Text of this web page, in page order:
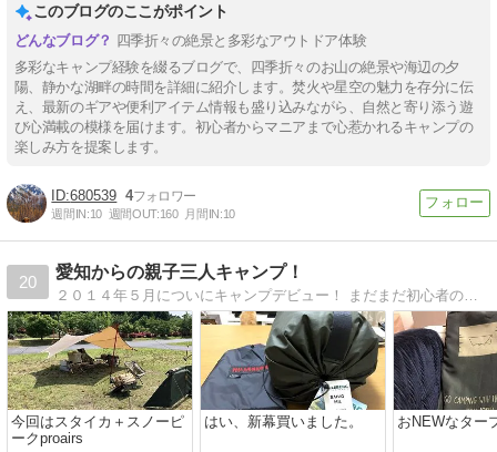
このブログのここがポイント
四季折々の絶景と多彩なアウトドア体験
多彩なキャンプ経験を綴るブログで、四季折々のお山の絶景や海辺の夕
陽、静かな湖畔の時間を詳細に紹介します。焚火や星空の魅力を存分に伝
え、最新のギアや便利アイテム情報も盛り込みながら、自然と寄り添う遊
び心満載の模様を届けます。初心者からマニアまで心惹かれるキャンプの
楽しみ方を提案します。
680539 4
週間IN:10 週間OUT:160 月間IN:10
20
愛知からの親子三人キャンプ！
２０１４年５月についにキャンプデビュー！ まだまだ初心者の上くらいにはなったかな？ ソロキャンメイン、時々ファミキャン楽しんでます。
今回はスタイカ＋スノーピ
ークproairs
はい、新幕買いました。 おNEWなター